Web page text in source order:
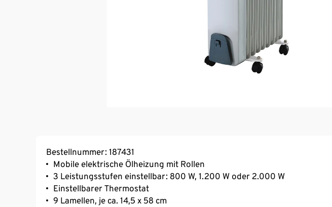
Bestellnummer: 187431
Mobile elektrische Ölheizung mit Rollen
3 Leistungsstufen einstellbar: 800 W, 1.200 W oder 2.000 W
Einstellbarer Thermostat
9 Lamellen, je ca. 14,5 x 58 cm